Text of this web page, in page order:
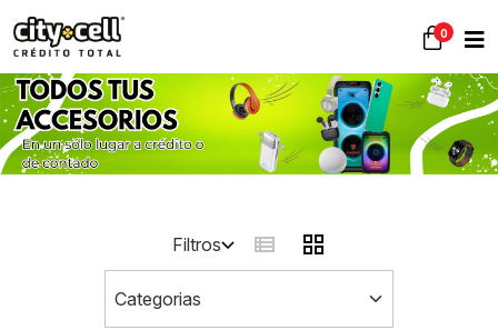
0
Filtros